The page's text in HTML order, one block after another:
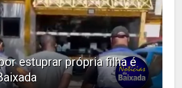
estuprar própria filha é